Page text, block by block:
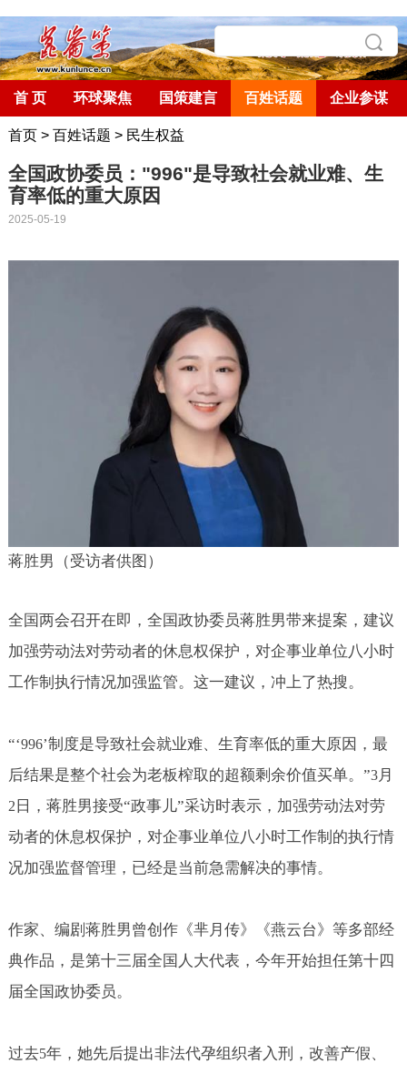
首 页 环球聚焦 国策建言 百姓话题 企业参谋
首页> 百姓话题 > 民生权益
全国政协委员："996"是导致社会就业难、生
育率低的重大原因
2025-05-19
蒋胜男（受访者供图）
全国两会召开在即，全国政协委员蒋胜男带来提案，建议
加强劳动法对劳动者的休息权保护，对企事业单位八小时
工作制执行情况加强监管。这一建议，冲上了热搜。
“‘996’制度是导致社会就业难、生育率低的重大原因，最
后结果是整个社会为老板榨取的超额剩余价值买单。”3月
2日，蒋胜男接受“政事儿”采访时表示，加强劳动法对劳
动者的休息权保护，对企事业单位八小时工作制的执行情
况加强监督管理，已经是当前急需解决的事情。
作家、编剧蒋胜男曾创作《芈月传》《燕云台》等多部经
典作品，是第十三届全国人大代表，今年开始担任第十四
届全国政协委员。
过去5年，她先后提出非法代孕组织者入刑，改善产假、